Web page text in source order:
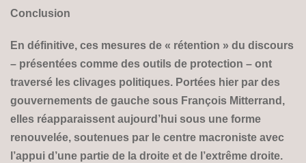
Conclusion
En définitive, ces mesures de « rétention » du discours
– présentées comme des outils de protection – ont
traversé les clivages politiques. Portées hier par des
gouvernements de gauche sous François Mitterrand,
elles réapparaissent aujourd’hui sous une forme
renouvelée, soutenues par le centre macroniste avec
l’appui d’une partie de la droite et de l’extrême droite.